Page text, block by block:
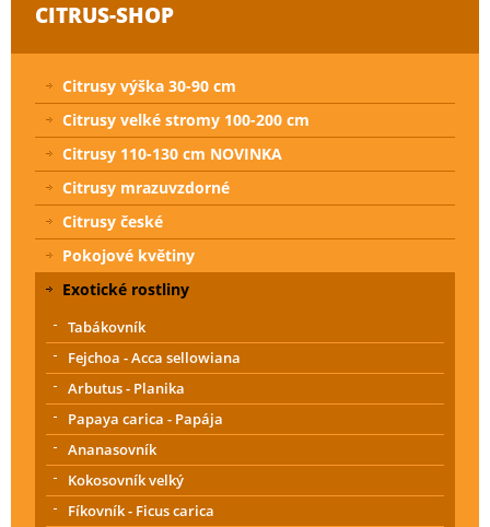
CITRUS-SHOP
Citrusy výška 30-90 cm
Citrusy velké stromy 100-200 cm
Citrusy 110-130 cm NOVINKA
Citrusy mrazuvzdorné
Citrusy české
Pokojové květiny
Exotické rostliny
Tabákovník
Fejchoa - Acca sellowiana
Arbutus - Planika
Papaya carica - Papája
Ananasovník
Kokosovník velký
Fíkovník - Ficus carica